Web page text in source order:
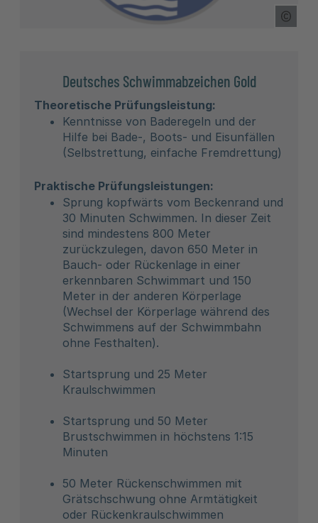
Deutsches Schwimmabzeichen Gold
Theoretische Prüfungsleistung:
Kenntnisse von Baderegeln und der
Hilfe bei Bade-, Boots- und Eisunfällen
(Selbstrettung, einfache Fremdrettung)
Praktische Prüfungsleistungen:
Sprung kopfwärts vom Beckenrand und
30 Minuten Schwimmen. In dieser Zeit
sind mindestens 800 Meter
zurückzulegen, davon 650 Meter in
Bauch- oder Rückenlage in einer
erkennbaren Schwimmart und 150
Meter in der anderen Körperlage
(Wechsel der Körperlage während des
Schwimmens auf der Schwimmbahn
ohne Festhalten).
Startsprung und 25 Meter
Kraulschwimmen
Startsprung und 50 Meter
Brustschwimmen in höchstens 1:15
Minuten
50 Meter Rückenschwimmen mit
Grätschschwung ohne Armtätigkeit
oder Rückenkraulschwimmen